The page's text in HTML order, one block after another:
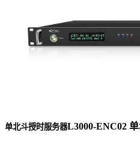
单北斗授时服务器L3000-ENC02